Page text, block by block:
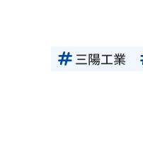
三陽工業